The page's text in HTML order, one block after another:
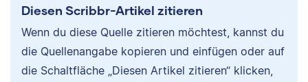
Diesen Scribbr-Artikel zitieren
Wenn du diese Quelle zitieren möchtest, kannst du
die Quellenangabe kopieren und einfügen oder auf
die Schaltfläche „Diesen Artikel zitieren“ klicken,